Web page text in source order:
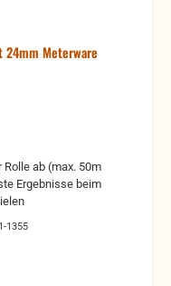
Meterware
1355